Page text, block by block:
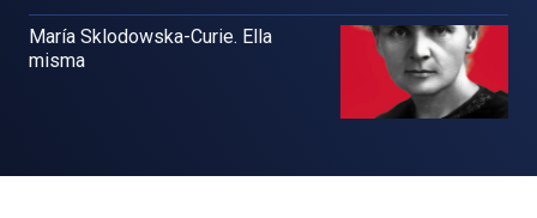
María Sklodowska-Curie. Ella
misma